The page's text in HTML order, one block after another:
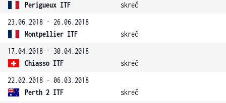
Perigueux ITF
skreč
23.06.2018 - 26.06.2018
Montpellier ITF
skreč
17.04.2018 - 30.04.2018
Chiasso ITF
skreč
22.02.2018 - 06.03.2018
Perth 2 ITF
skreč